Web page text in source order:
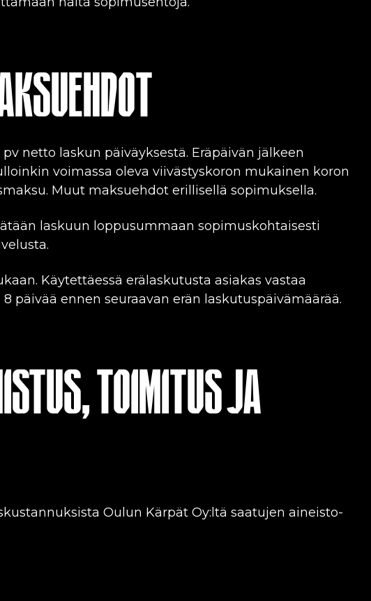
netto laskun päiväyksestä. Eräpäivän jälkeen
voimassa oleva viivästyskoron mukainen koron
Muut maksuehdot erillisellä sopimuksella.
laskuun loppusummaan sopimuskohtaisesti
Käytettäessä erälaskutusta asiakas vastaa
ennen seuraavan erän laskutuspäivämäärää.
TOIMITUS JA
Oulun Kärpät Oy:ltä saatujen aineisto-